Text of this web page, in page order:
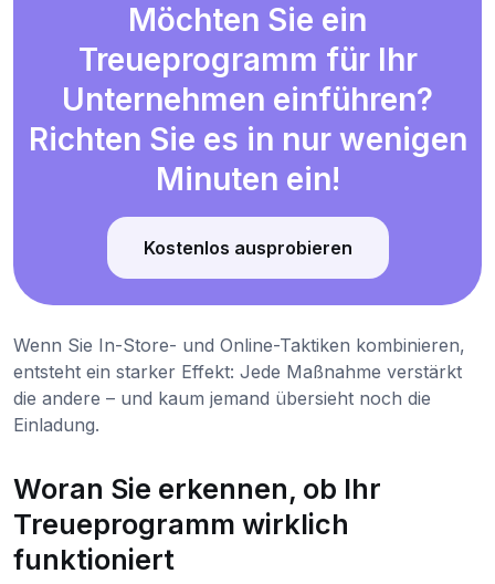
Möchten Sie ein
Treueprogramm für Ihr
Unternehmen einführen?
Richten Sie es in nur wenigen
Minuten ein!
Kostenlos ausprobieren
Wenn Sie In-Store- und Online-Taktiken kombinieren,
entsteht ein starker Effekt: Jede Maßnahme verstärkt
die andere – und kaum jemand übersieht noch die
Einladung.
Woran Sie erkennen, ob Ihr
Treueprogramm wirklich
funktioniert